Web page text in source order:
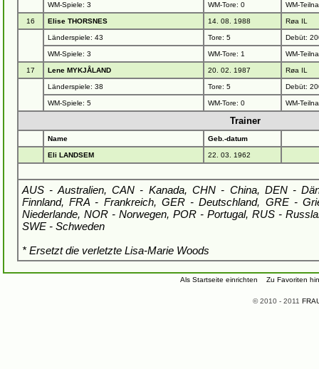
WM-Spiele: 3 WM-Tore: 0 WM-
16 Elise THORSNES 14. 08. 1988 Røa IL
Länderspiele: 43 Tore: 5 Debüt:
WM-Spiele: 3 WM-Tore: 1 WM-
17 Lene MYKJÅLAND 20. 02. 1987 Røa IL
Länderspiele: 38 Tore: 5 Debüt:
WM-Spiele: 5 WM-Tore: 0 WM-
Trainer
Name Geb.-datum
Eli LANDSEM 22. 03. 1962
AUS - Australien, CAN - Kanada, CHN - China, DEN -
Finnland, FRA - Frankreich, GER - Deutschland, GRE -
Niederlande, NOR - Norwegen, POR - Portugal, RUS -
SWE - Schweden
* Ersetzt die verletzte Lisa-Marie Woods
Als Startseite einrichten Zu Favoriten
© 2010 - 2011